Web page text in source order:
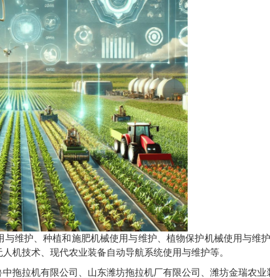
维护、种植和施肥机械使用与维护、植物保护机械使用与维
机技术、现代农业装备自动导航系统使用与维护等。
拖拉机有限公司、山东潍坊拖拉机厂有限公司、潍坊金瑞农业